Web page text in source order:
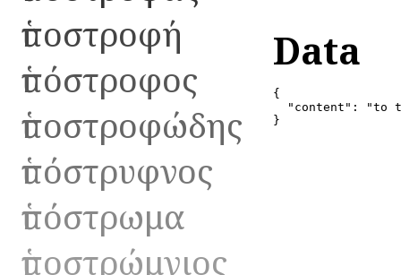
ὑποστροφή
ὑπόστροφος
ὑποστροφώδης
ὑπόστρυφνος
ὑπόστρωμα
ὑποστρώμνιος
Data
{
"content": "to
}